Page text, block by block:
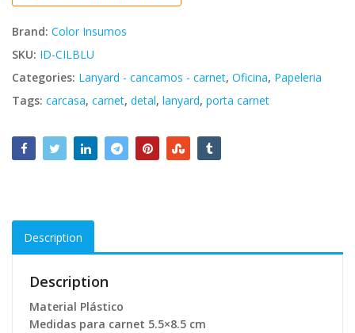
Brand: Color Insumos
SKU: ID-CILBLU
Categories: Lanyard - cancamos - carnet, Oficina, Papeleria
Tags: carcasa, carnet, detal, lanyard, porta carnet
Description
Description
Material Plástico
Medidas para carnet 5.5×8.5 cm